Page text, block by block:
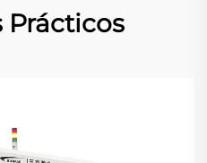
Prácticos